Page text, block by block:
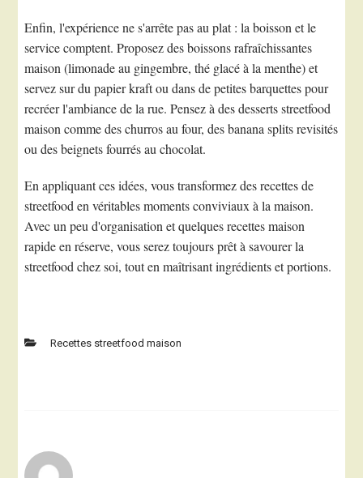
Enfin, l'expérience ne s'arrête pas au plat : la boisson et le
service comptent. Proposez des boissons rafraîchissantes
maison (limonade au gingembre, thé glacé à la menthe) et
servez sur du papier kraft ou dans de petites barquettes pour
recréer l'ambiance de la rue. Pensez à des desserts streetfood
maison comme des churros au four, des banana splits revisités
ou des beignets fourrés au chocolat.
En appliquant ces idées, vous transformez des recettes de
streetfood en véritables moments conviviaux à la maison.
Avec un peu d'organisation et quelques recettes maison
rapide en réserve, vous serez toujours prêt à savourer la
streetfood chez soi, tout en maîtrisant ingrédients et portions.
Recettes streetfood maison